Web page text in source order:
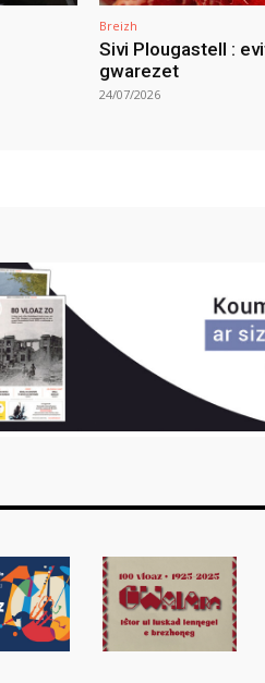
Breizh
Sivi Plougastell :
gwarezet
24/07/2026